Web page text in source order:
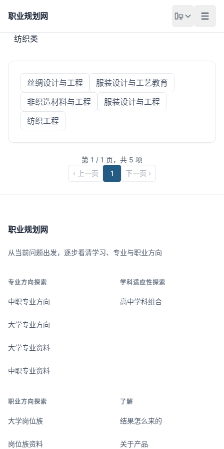
职业规划网
纺织类
丝绸设计与工程
服装设计与工艺教育
非织造材料与工程
服装设计与工程
纺织工程
第 1 / 1 页，共 5 项
‹ 上一页
1 下一页 ›
职业规划网
从当前问题出发，逐步看清学习、专业与职业方向
专业方向探索
中职专业方向
大学专业方向
大学专业资料
中职专业资料
学科适应性探索
高中学科组合
职业方向探索
大学岗位族
岗位族资料
了解
结果怎么来的
关于产品